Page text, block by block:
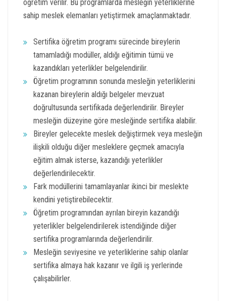
öğretim verilir. Bu programlarda mesleğin yeterliklerine
sahip meslek elemanları yetiştirmek amaçlanmaktadır.
Sertifika öğretim programı sürecinde bireylerin
tamamladığı modüller, aldığı eğitimin tümü ve
kazandıkları yeterlikler belgelendirilir.
Öğretim programının sonunda mesleğin yeterliklerini
kazanan bireylerin aldığı belgeler mevzuat
doğrultusunda sertifikada değerlendirilir. Bireyler
mesleğin düzeyine göre mesleğinde sertifika alabilir.
Bireyler gelecekte meslek değiştirmek veya mesleğin
ilişkili olduğu diğer mesleklere geçmek amacıyla
eğitim almak isterse, kazandığı yeterlikler
değerlendirilecektir.
Fark modüllerini tamamlayanlar ikinci bir meslekte
kendini yetiştirebilecektir.
Öğretim programından ayrılan bireyin kazandığı
yeterlikler belgelendirilerek istendiğinde diğer
sertifika programlarında değerlendirilir.
Mesleğin seviyesine ve yeterliklerine sahip olanlar
sertifika almaya hak kazanır ve ilgili iş yerlerinde
çalışabilirler.